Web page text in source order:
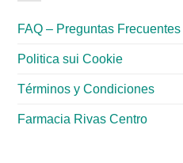
FAQ – Preguntas Frecuentes
Politica sui Cookie
Términos y Condiciones
Farmacia Rivas Centro